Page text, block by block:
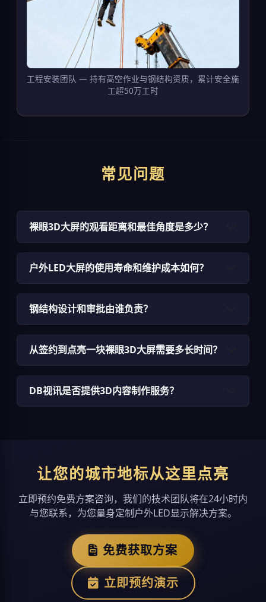
工程安装团队 — 持有高空作业与钢结构资质，累计安全施
工超50万工时
常见问题
裸眼3D大屏的观看距离和最佳角度是多少？
户外LED大屏的使用寿命和维护成本如何？
钢结构设计和审批由谁负责？
从签约到点亮一块裸眼3D大屏需要多长时间？
DB视讯是否提供3D内容制作服务？
让您的城市地标从这里点亮
立即预约免费方案咨询，我们的技术团队将在24小时内
与您联系，为您量身定制户外LED显示解决方案。
免费获取方案
立即预约演示